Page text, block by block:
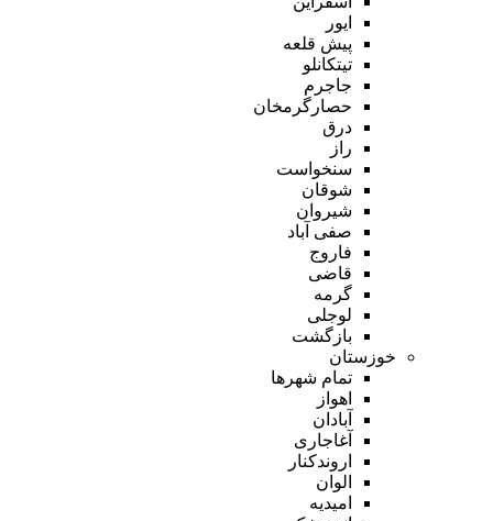
ایور
پیش قلعه
تیتکانلو
جاجرم
حصارگرمخان
درق
راز
سنخواست
شوقان
شیروان
صفی آباد
فاروج
قاضی
گرمه
لوجلی
بازگشت
خوزستان
تمام شهر‌ها
اهواز
آبادان
آغاجاری
اروندکنار
الوان
امیدیه